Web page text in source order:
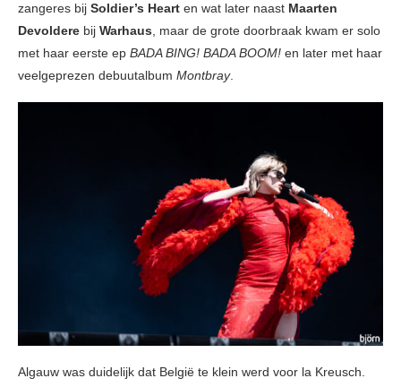
zangeres bij Soldier’s Heart en wat later naast Maarten
Devoldere bij Warhaus, maar de grote doorbraak kwam er solo
met haar eerste ep BADA BING! BADA BOOM! en later met haar
veelgeprezen debuutalbum Montbray.
Algauw was duidelijk dat België te klein werd voor la Kreusch.